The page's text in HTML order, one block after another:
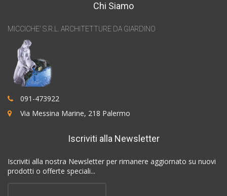
Chi Siamo
MICCICHE' S.R.L. ARCHITETTURE DA GIARDINO
091-473922
Via Messina Marine, 218 Palermo
Iscriviti alla Newsletter
Iscriviti alla nostra Newsletter per rimanere aggiornato su nuovi
prodotti o offerte speciali...